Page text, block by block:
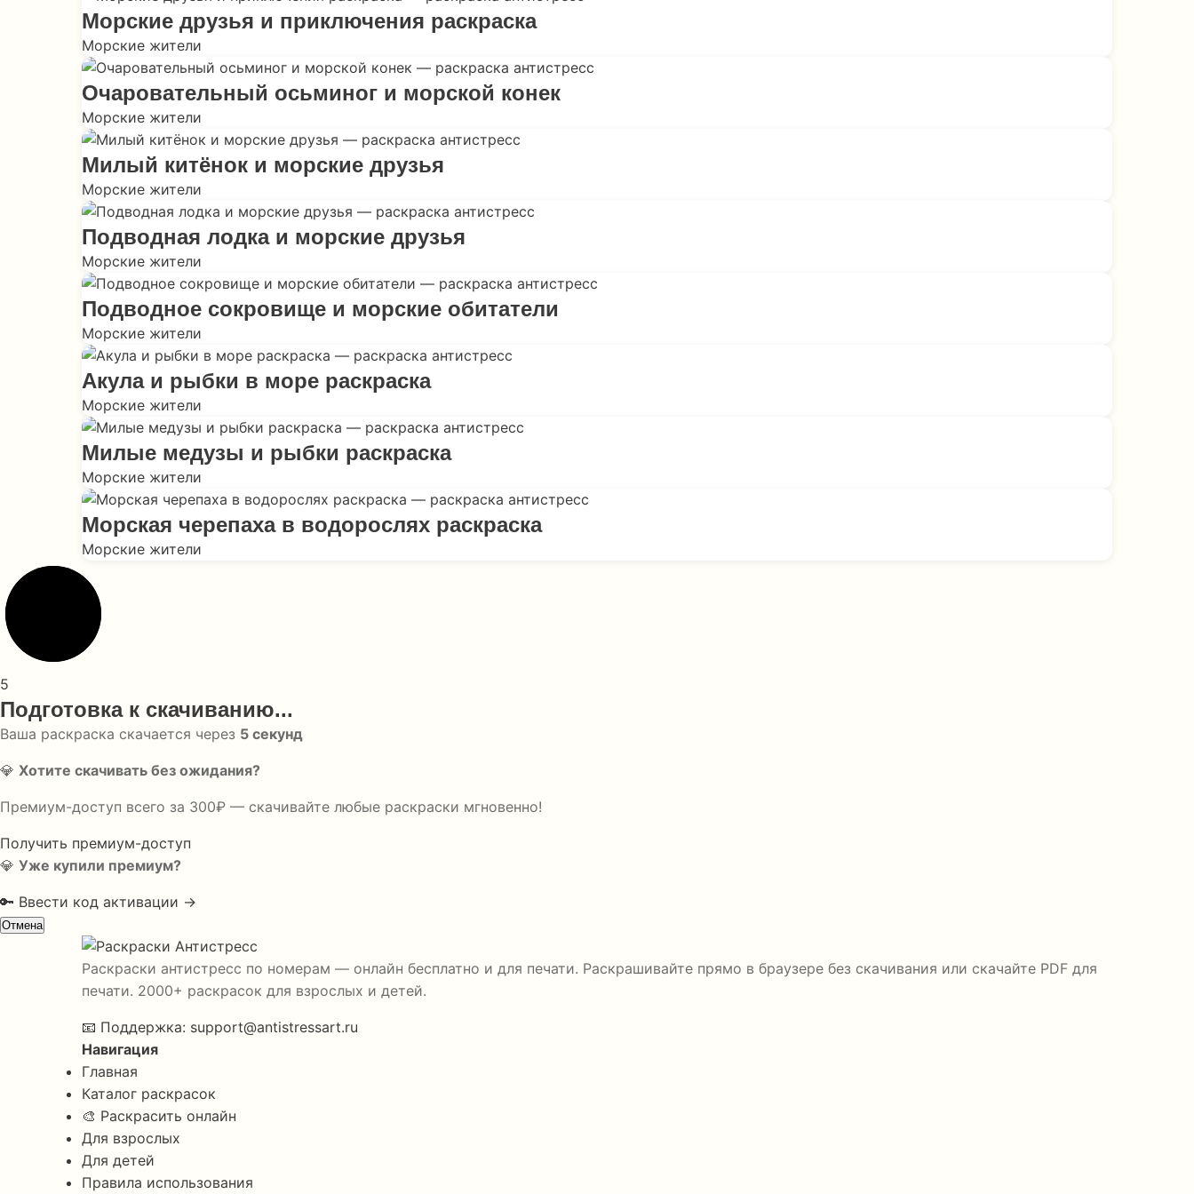
Морские друзья и приключения раскраска
Морские жители
Очаровательный осьминог и морской конек
Морские жители
Милый китёнок и морские друзья
Морские жители
Подводная лодка и морские друзья
Морские жители
Подводное сокровище и морские обитатели
Морские жители
Акула и рыбки в море раскраска
Морские жители
Милые медузы и рыбки раскраска
Морские жители
Морская черепаха в водорослях раскраска
Морские жители
5
Подготовка к скачиванию...
Ваша раскраска скачается через 5 секунд
💎 Хотите скачивать без ожидания?
Премиум-доступ всего за 300₽ — скачивайте любые раскраски мгновенно!
Получить премиум-доступ
💎 Уже купили премиум?
🔑 Ввести код активации →
Отмена
Раскраски антистресс по номерам — онлайн бесплатно и для печати. Раскрашивайте прямо в браузере без скачивания или скачайте PDF для
печати. 2000+ раскрасок для взрослых и детей.
📧 Поддержка: support@antistressart.ru
Навигация
Главная
Каталог раскрасок
🎨 Раскрасить онлайн
Для взрослых
Для детей
Правила использования